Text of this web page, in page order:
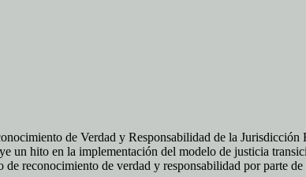
de Verdad y Responsabilidad de la
un hito en la implementación del modelo de justicia
reconocimiento de verdad y responsabilidad por parte de